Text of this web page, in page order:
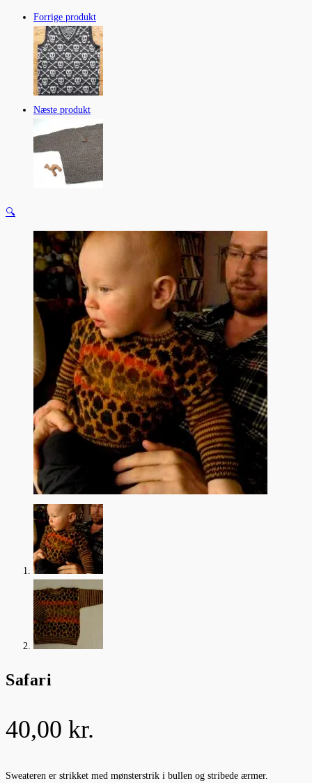
Forrige produkt
Næste produkt
🔍
Safari
40,00 kr.
Sweateren er strikket med mønsterstrik i bullen og stribede ærmer.